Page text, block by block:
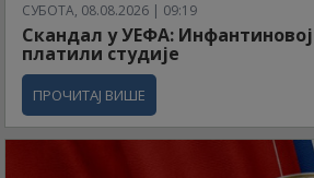
СУБОТА, 08.08.2026 | 09:19
Скандал у УЕФА:
платили студије
ПРОЧИТАЈ ВИШЕ